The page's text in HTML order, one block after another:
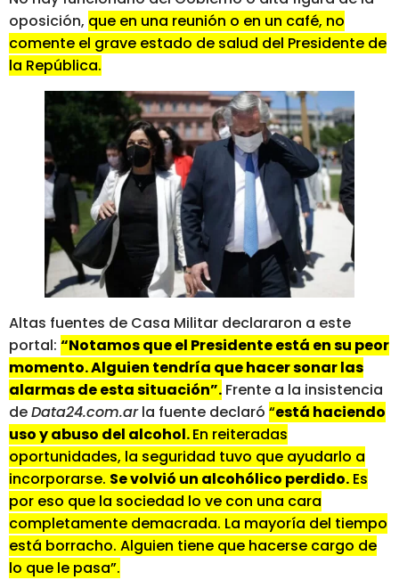
oposición, que en una reunión o en un café, no
comente el grave estado de salud del Presidente de
la República.
Altas fuentes de Casa Militar declararon a este
portal: “Notamos que el Presidente está en su peor
momento. Alguien tendría que hacer sonar las
alarmas de esta situación”. Frente a la insistencia
deData24.com.arla fuente declaró “está haciendo
uso y abuso del alcohol.En reiteradas
oportunidades, la seguridad tuvo que ayudarlo a
incorporarse. Se volvió un alcohólico perdido. Es
por eso que la sociedad lo ve con una cara
completamente demacrada. La mayoría del tiempo
está borracho. Alguien tiene que hacerse cargo de
lo que le pasa”.